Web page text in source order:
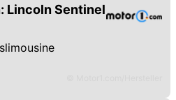
Lincoln Sentinel